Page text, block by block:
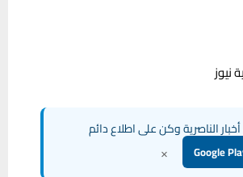
نيوز
الناصرية وكن على اطلاع دائم
×